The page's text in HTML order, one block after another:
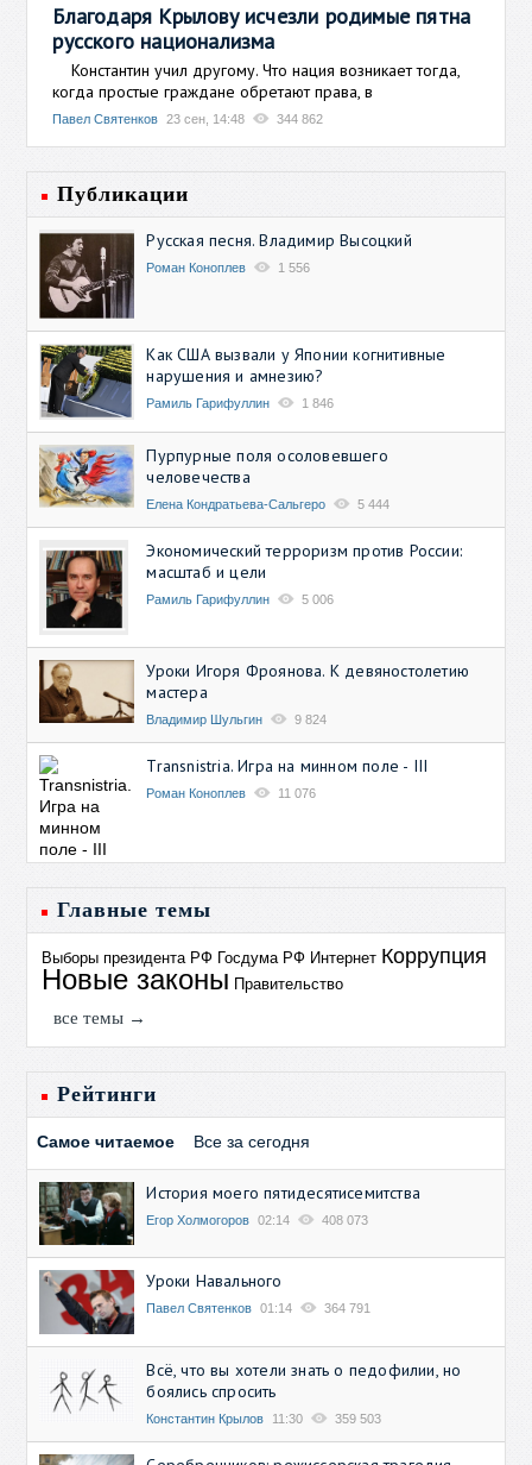
Благодаря Крылову исчезли родимые пятна
русского национализма
Константин учил другому. Что нация возникает тогда,
когда простые граждане обретают права, в
Павел Святенков 23 сен, 14:48 344 862
Публикации
Русская песня. Владимир Высоцкий
Роман Коноплев 1 556
Как США вызвали у Японии когнитивные
нарушения и амнезию?
Рамиль Гарифуллин 1 846
Пурпурные поля осоловевшего
человечества
Елена Кондратьева-Сальгеро 5 444
Экономический терроризм против России:
масштаб и цели
Рамиль Гарифуллин 5 006
Уроки Игоря Фроянова. К девяностолетию
мастера
Владимир Шульгин 9 824
Transnistria. Игра на минном поле - III
Роман Коноплев 11 076
Главные темы
Выборы президента РФ Госдума РФ Интернет Коррупция
Новые законы Правительство
все темы →
Рейтинги
Самое читаемое Все за сегодня
История моего пятидесятисемитства
Егор Холмогоров 02:14 408 073
Уроки Навального
Павел Святенков 01:14 364 791
Всё, что вы хотели знать о педофилии, но
боялись спросить
Константин Крылов 11:30 359 503